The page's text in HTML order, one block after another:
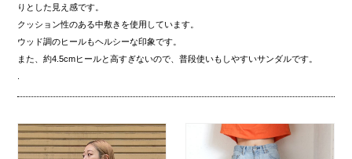
りとした見え感です。
クッション性のある中敷きを使用しています。
ウッド調のヒールもヘルシーな印象です。
また、約4.5cmヒールと高すぎないので、普段使いもしやすいサンダルです。